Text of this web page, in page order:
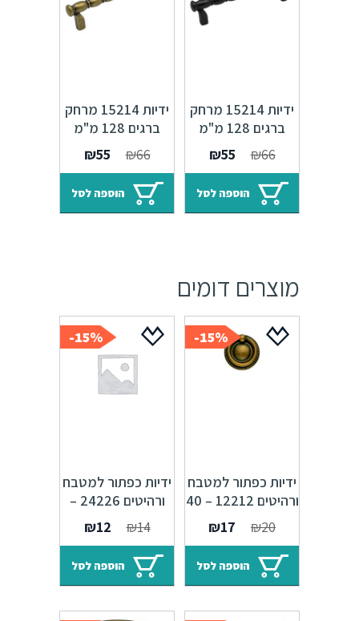
ידיות 15214 מרחק
ברגים 128 מ"מ
ברזל מושחר
Accademia M22
₪66
המחיר
המקורי
היה:
₪66.
₪55
הנוכחי
הוא:
₪55.
הוספה לסל
ידיות 15214 מרחק
ברגים 128 מ"מ
ברונזה פירנצה
Accademia M09
₪66
המחיר
המקורי
היה:
₪66.
₪55
הנוכחי
הוא:
₪55.
הוספה לסל
מוצרים דומים
15%-
ידיות כפתור למטבח
ורהיטים 12212 – 40
מ"מ ברונזה פירנצה
M09
₪20
המחיר
המקורי
היה:
₪20.
₪17
הנוכחי
הוא:
₪17.
הוספה לסל
15%-
ידיות כפתור למטבח
ורהיטים 24226 –
25 מ"מ ברונזה
פירנצה M09
₪14
המחיר
המקורי
היה:
₪14.
₪12
הנוכחי
הוא:
₪12.
הוספה לסל